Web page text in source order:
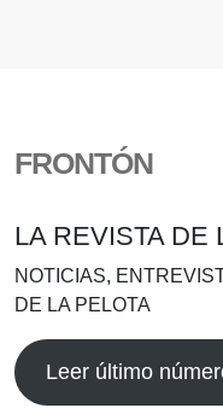
FRONTÓN
LA REVISTA DE
NOTICIAS,
DE LA PELOTA
Leer último